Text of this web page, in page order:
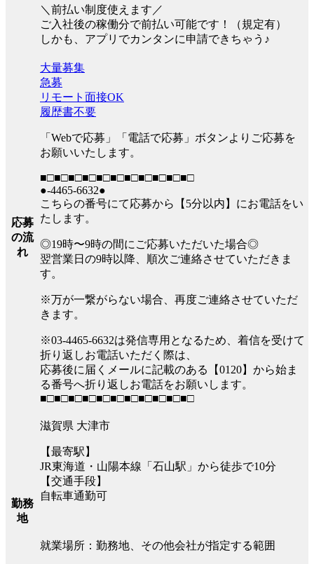
＼前払い制度使えます／
ご入社後の稼働分で前払い可能です！（規定有）
しかも、アプリでカンタンに申請できちゃう♪
応募
の流
れ
大量募集
急募
リモート面接OK
履歴書不要
「Webで応募」「電話で応募」ボタンよりご応募を
お願いいたします。
■□■□■□■□■□■□■□■□■□■□■□
●-4465-6632●
こちらの番号にて応募から【5分以内】にお電話をい
たします。
◎19時〜9時の間にご応募いただいた場合◎
翌営業日の9時以降、順次ご連絡させていただきま
す。
※万が一繋がらない場合、再度ご連絡させていただ
きます。
※03-4465-6632は発信専用となるため、着信を受けて
折り返しお電話いただく際は、
応募後に届くメールに記載のある【0120】から始ま
る番号へ折り返しお電話をお願いします。
■□■□■□■□■□■□■□■□■□■□■□
勤務
地
滋賀県 大津市
【最寄駅】
JR東海道・山陽本線「石山駅」から徒歩で10分
【交通手段】
自転車通勤可
就業場所：勤務地、その他会社が指定する範囲